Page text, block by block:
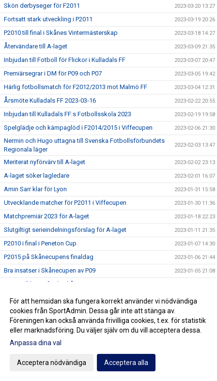
Skön derbyseger för F2011 2023-03-20 13:27
Fortsatt stark utveckling i P2011 2023-03-19 20:26
P2010 till final i Skånes Vintermästerskap 2023-03-18 14:27
Återvändare till A-laget 2023-03-09 21:35
Inbjudan till Fotboll för Flickor i Kulladals FF 2023-03-07 20:47
Premiärsegrar i DM för P09 och P07 2023-03-05 19:42
Härlig fotbollsmatch för F2012/2013 mot Malmö FF 2023-03-04 12:31
Årsmöte Kulladals FF 2023-03-16 2023-02-22 20:55
Inbjudan till Kulladals FF:s Fotbollsskola 2023 2023-02-19 19:58
Spelglädje och kämpaglöd i F2014/2015 i Viffecupen 2023-02-06 21:30
Nermin och Hugo uttagna till Svenska Fotbollsförbundets
Regionala läger
2023-02-03 13:47
Meriterat nyförvärv till A-laget 2023-02-02 23:13
A-laget söker lagledare 2023-02-01 16:07
Amin Sarr klar för Lyon 2023-01-31 15:58
Utvecklande matcher för P2011 i Viffecupen 2023-01-30 11:36
Matchpremiär 2023 för A-laget 2023-01-18 22:23
Slutgiltigt serieindelningsförslag för A-laget 2023-01-11 21:35
P2010 i final i Peneton Cup 2023-01-07 14:30
P2015 på Skånecupens finaldag 2023-01-06 21:44
Bra insatser i Skånecupen av P09 2023-01-05 21:08
P2010 till kvartsfinal i Skånecupen
Bra prestationer av F2012/2013 i Skånecupen 2023-01-02 21:47
GOTT NYTT ÅR 2022-12-31 12:54
Bra insats i Skånecupen av P2011 2022-12-31 10:59
P07 i semifinal i Skånecupen
Lycka till Noah
För att hemsidan ska fungera korrekt använder vi nödvändiga
cookies från SportAdmin. Dessa går inte att stänga av.
Föreningen kan också använda frivilliga cookies, t.ex. för statistik
eller marknadsföring. Du väljer själv om du vill acceptera dessa.
Anpassa dina val
Acceptera nödvändiga Acceptera alla